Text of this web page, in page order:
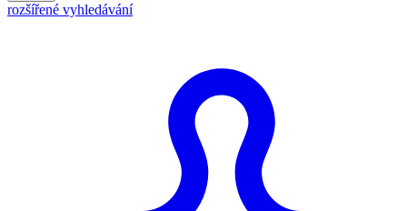
rozšířené vyhledávání